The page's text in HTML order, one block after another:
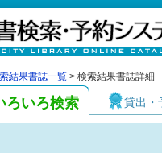
結果書誌一覧 > 検索結果書誌詳細
ろいろ検索 貸出・